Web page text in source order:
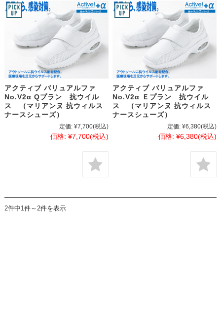
アクティブ バリュアルファ
No.V2α Qプラン 抗ウイル
ス （マリアンヌ 抗ウィルス
ナースシューズ）
定価: ¥7,700(税込)
価格: ¥7,700(税込)
アクティブ バリュアルファ
No.V2α Ｅプラン 抗ウイル
ス （マリアンヌ 抗ウィルス
ナースシューズ）
定価: ¥6,380(税込)
価格: ¥6,380(税込)
2件中1件～2件を表示